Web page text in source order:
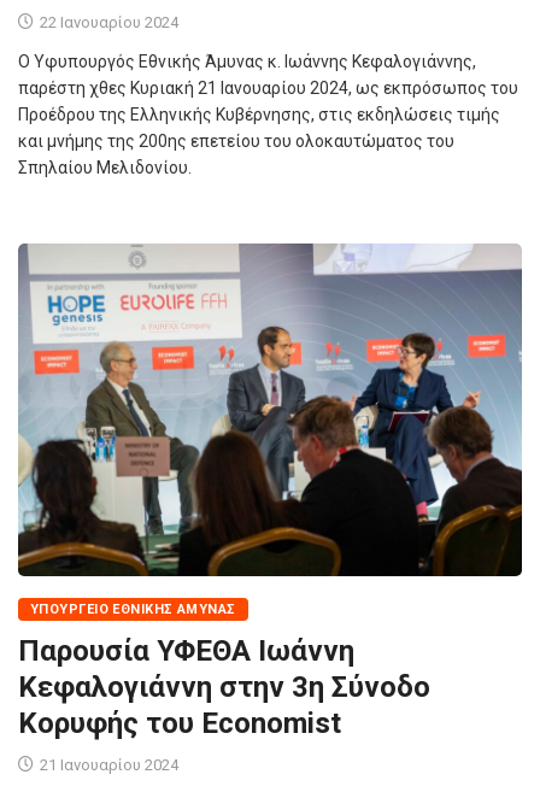
22 Ιανουαρίου 2024
Ο Υφυπουργός Εθνικής Άμυνας κ. Ιωάννης Κεφαλογιάννης,
παρέστη χθες Κυριακή 21 Ιανουαρίου 2024, ως εκπρόσωπος του
Προέδρου της Ελληνικής Κυβέρνησης, στις εκδηλώσεις τιμής
και μνήμης της 200ης επετείου του ολοκαυτώματος του
Σπηλαίου Μελιδονίου.
ΥΠΟΥΡΓΕΊΟ ΕΘΝΙΚΉΣ ΆΜΥΝΑΣ
Παρουσία ΥΦΕΘΑ Ιωάννη
Κεφαλογιάννη στην 3η Σύνοδο
Κορυφής του Economist
21 Ιανουαρίου 2024